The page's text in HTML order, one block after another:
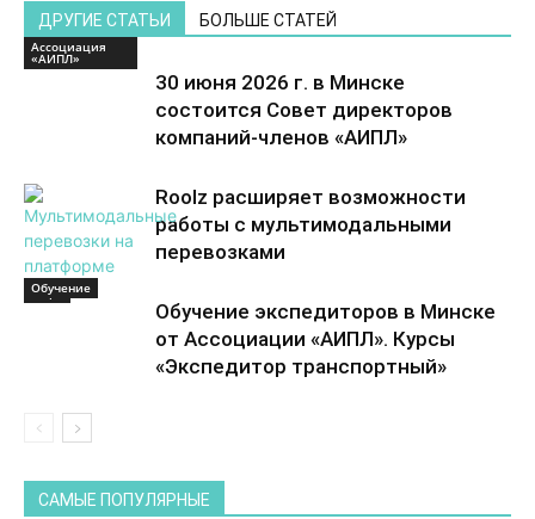
ДРУГИЕ СТАТЬИ БОЛЬШЕ СТАТЕЙ
Ассоциация
«АИПЛ»
30 июня 2026 г. в Минске
состоится Совет директоров
компаний-членов «АИПЛ»
Море
Roolz расширяет возможности
работы с мультимодальными
перевозками
Обучение
Обучение экспедиторов в Минске
от Ассоциации «АИПЛ». Курсы
«Экспедитор транспортный»
САМЫЕ ПОПУЛЯРНЫЕ